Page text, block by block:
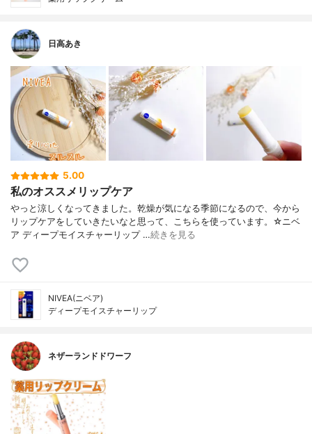
日高あき
5.00
私のオススメリップケア
やっと涼しくなってきました。乾燥が気になる季節になるので、今から
リップケアをしていきたいなと思って、こちらを使っています。☆ニベ
ア ディープモイスチャーリップ …続きを見る
NIVEA(ニベア)
ディープモイスチャーリップ
ネザーランドドワーフ